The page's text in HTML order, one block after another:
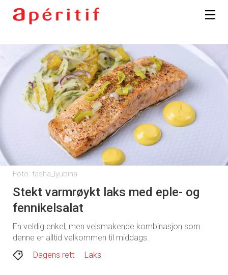
Foto: tasha_lyubina
Stekt varmrøykt laks med eple- og
fennikelsalat
En veldig enkel, men velsmakende kombinasjon som
denne er alltid velkommen til middags.
Dagens rett
Laks